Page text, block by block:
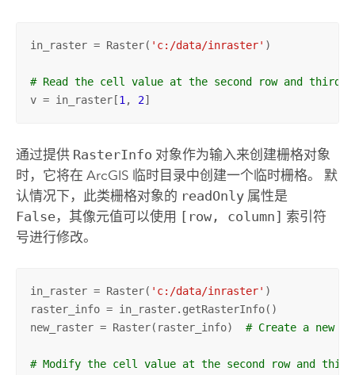
in_raster = Raster( 'c:/data/inraster' )
# Read the cell value at the second row and third
v = in_raster[1 , 2]
通过提供 RasterInfo 对象作为输入来创建栅格对象
时，它将在 ArcGIS 临时目录中创建一个临时栅格。 默
认情况下，此类栅格对象的 readOnly属性是
False，其像元值可以使用 [row, column] 索引符
号进行修改。
in_raster = Raster( 'c:/data/inraster' )
raster_info = in_raster.getRasterInfo()
new_raster = Raster(raster_info) # Create a new
# Modify the cell value at the second row and third